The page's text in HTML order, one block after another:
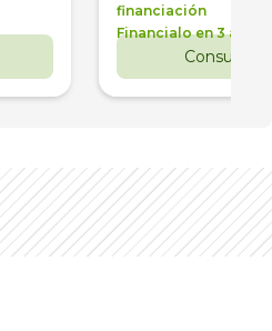
financiación
Financialo en 3 años
Consultar